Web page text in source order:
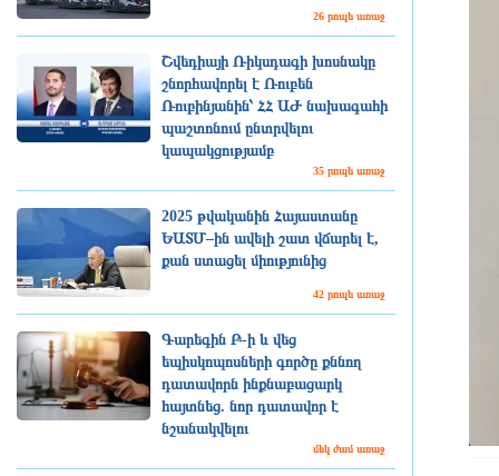
26 րոպե առաջ
Շվեդիայի Ռիկսդագի խոսնակը
շնորհավորել է Ռուբեն
Ռուբինյանին՝ ՀՀ ԱԺ նախագահի
պաշտոնում ընտրվելու
կապակցությամբ
35 րոպե առաջ
2025 թվականին Հայաստանը
ԵԱՏՄ–ին ավելի շատ վճարել է,
քան ստացել միությունից
42 րոպե առաջ
Գարեգին Բ-ի և վեց
եպիսկոպոսների գործը քննող
դատավորն ինքնաբացարկ
հայտնեց. նոր դատավոր է
նշանակվելու
մեկ ժամ առաջ